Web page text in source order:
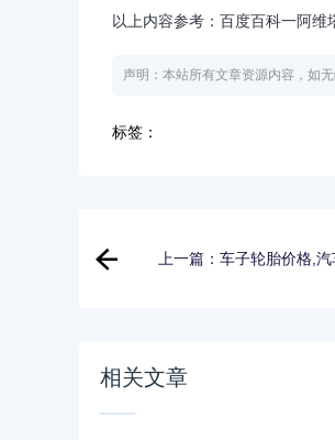
以上内容参考：百度百科一阿维
声明：本站所有文章资源内容，如
标签：
上一篇：车子轮胎价格,
相关文章